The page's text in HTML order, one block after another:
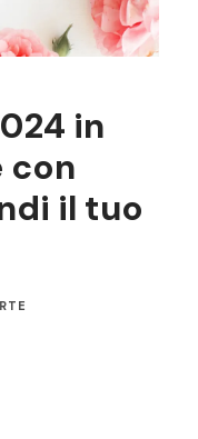
in
con
il tuo